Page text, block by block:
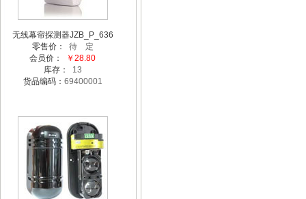
无线幕帘探测器JZB_P_636
零售价： 待 定
会员价：
￥28.80
库存： 13
货品编码： 69400001